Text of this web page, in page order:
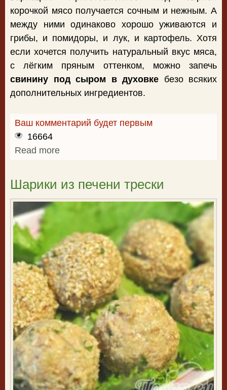
корочкой мясо получается сочным и нежным. А
между ними одинаково хорошо уживаются и
грибы, и помидоры, и лук, и картофель. Хотя
если хочется получить натуральный вкус мяса,
с лёгким пряным оттенком, можно запечь
свинину под сыром в духовке безо всяких
дополнительных ингредиентов.
Ваш комментарий будет первым
16664
Read more
Шарики из печени трески